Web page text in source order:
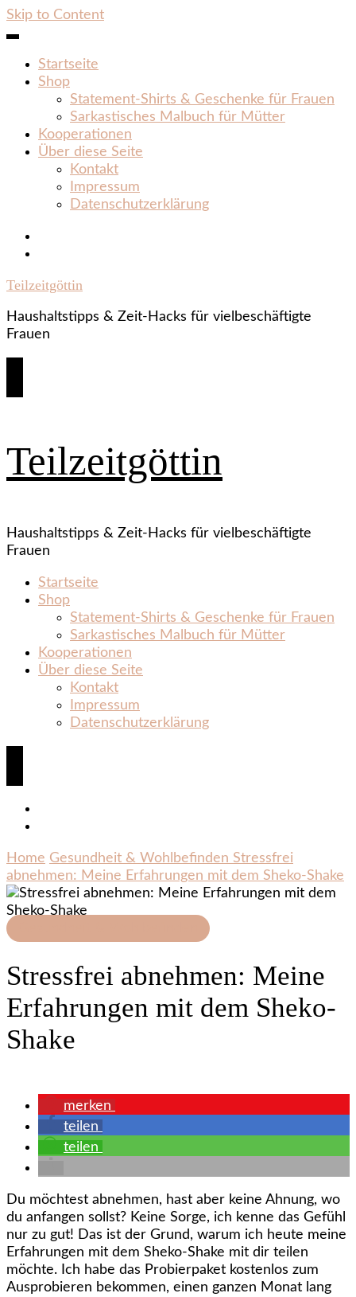
Skip to Content
Startseite
Shop
Statement‑Shirts & Geschenke für Frauen
Sarkastisches Malbuch für Mütter
Kooperationen
Über diese Seite
Kontakt
Impressum
Datenschutzerklärung
Teilzeitgöttin
Haushaltstipps & Zeit‑Hacks für vielbeschäftigte
Frauen
Teilzeitgöttin
Haushaltstipps & Zeit‑Hacks für vielbeschäftigte
Frauen
Startseite
Shop
Statement‑Shirts & Geschenke für Frauen
Sarkastisches Malbuch für Mütter
Kooperationen
Über diese Seite
Kontakt
Impressum
Datenschutzerklärung
Home Gesundheit & Wohlbefinden Stressfrei
abnehmen: Meine Erfahrungen mit dem Sheko-Shake
Stressfrei abnehmen: Meine
Erfahrungen mit dem Sheko-
Shake
merken
teilen
teilen
Du möchtest abnehmen, hast aber keine Ahnung, wo
du anfangen sollst? Keine Sorge, ich kenne das Gefühl
nur zu gut! Das ist der Grund, warum ich heute meine
Erfahrungen mit dem Sheko-Shake mit dir teilen
möchte. Ich habe das Probierpaket kostenlos zum
Ausprobieren bekommen, einen ganzen Monat lang